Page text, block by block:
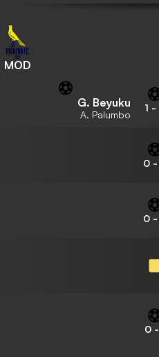
MOD
G. Beyuku
A. Palumbo
1 -
0 -
0 -
0-